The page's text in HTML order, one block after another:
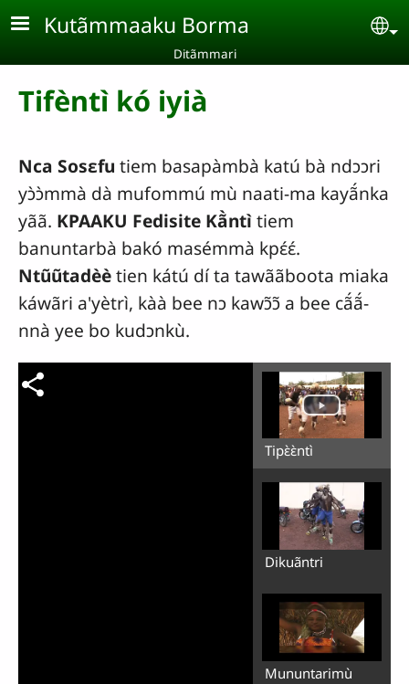
Aller au contenu principal
Kutãmmaaku Borma
Ditãmmari
Tifèntì kó iyià
Nca Sosɛfu tiem basapàmbà katú bà ndɔɔri
yɔ̀ɔ̀mmà dà mufommú mù naati-ma kayã́nka
yãã. KPAAKU Fedisite Kã̀ntìtiem
banuntarbà bakó masémmà kpɛ́ɛ́.
Ntũũtadèètien kátú dí ta tawããboota miaka
káwãri a'yètrì, kàà bee nɔ kawɔ̃ɔ̃ a bee cã́ã́-
nnà yee bo kudɔnkù.
Tipɛ̀ɛ̀ntì
Dikuãntri
Mununtarimù